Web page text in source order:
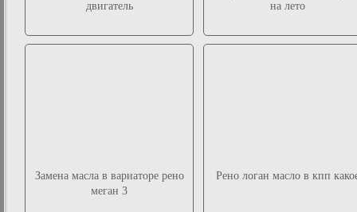
двигатель
на лето
Замена масла в вариаторе рено
меган 3
Рено логан масло в кпп